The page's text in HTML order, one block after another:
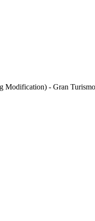
Modification) - Gran